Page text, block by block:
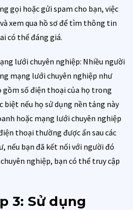
gọi hoặc gửi spam cho bạn, việc
xem qua hồ sơ để tìm thông tin
có thể đáng giá.
lưới chuyên nghiệp: Nhiều người
mạng lưới chuyên nghiệp như
số điện thoại của họ trong
biệt nếu họ sử dụng nền tảng này
hoặc mạng lưới chuyên nghiệp
thoại thường được ẩn sau các
nếu bạn đã kết nối với người đó
nghiệp, bạn có thể truy cập
3: Sử dụng